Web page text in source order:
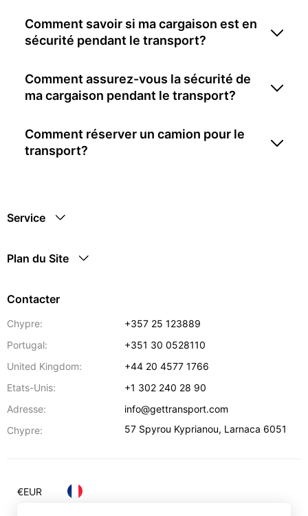
Comment savoir si ma cargaison est en
sécurité pendant le transport?
Comment assurez-vous la sécurité de
ma cargaison pendant le transport?
Comment réserver un camion pour le
transport?
Service
Plan du Site
Contacter
Chypre:
+357 25 123889
Portugal:
+351 30 0528110
United Kingdom:
+44 20 4577 1766
Etats-Unis:
+1 302 240 28 90
Adresse:
info@gettransport.com
Chypre:
57 Spyrou Kyprianou, Larnaca 6051
€EUR